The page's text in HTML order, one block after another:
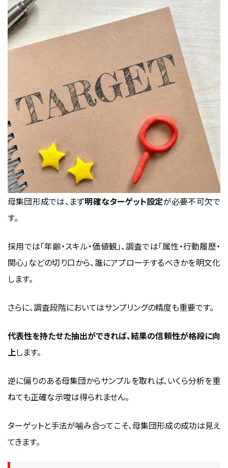
母集団形成では、まず明確なターゲット設定が必要不可欠で
す。
採用では「年齢・スキル・価値観」、調査では「属性・行動履歴・
関心」などの切り口から、誰にアプローチするべきかを明文化
します。
さらに、調査段階においてはサンプリングの精度も重要です。
代表性を持たせた抽出ができれば、結果の信頼性が格段に向
上します。
逆に偏りのある母集団からサンプルを取れば、いくら分析を重
ねても正確な示唆は得られません。
ターゲットと手法が噛み合ってこそ、母集団形成の成功は見え
てきます。